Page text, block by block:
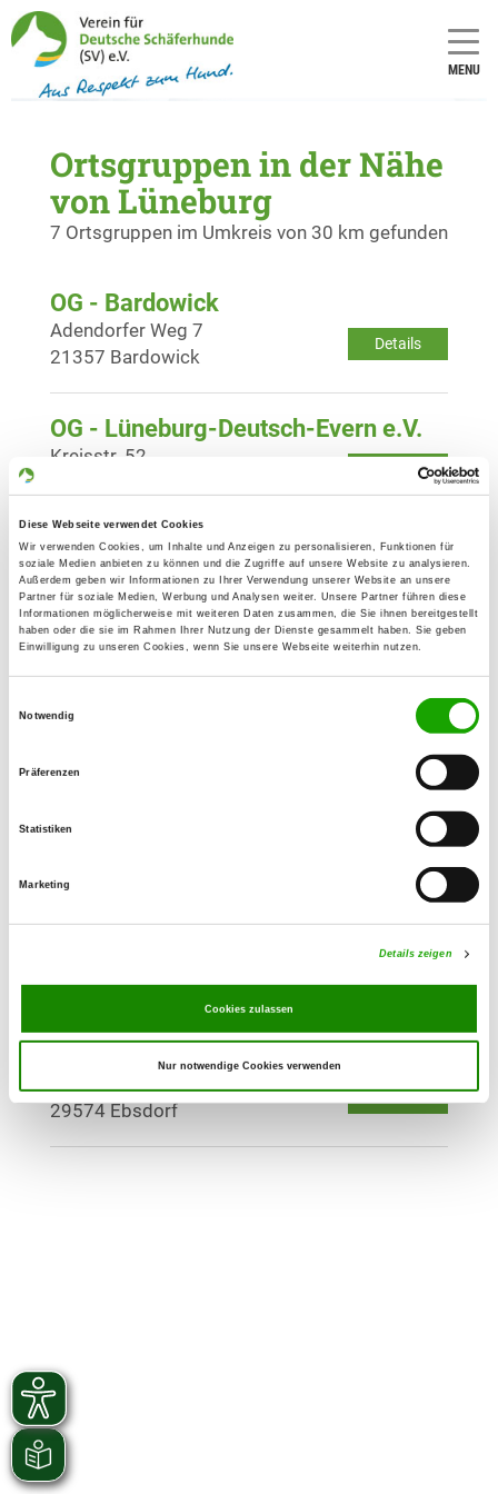
Diese Webseite verwendet Cookies
Wir verwenden Cookies, um Inhalte und Anzeigen zu personalisieren, Funktionen für
soziale Medien anbieten zu können und die Zugriffe auf unsere Website zu analysieren.
Außerdem geben wir Informationen zu Ihrer Verwendung unserer Website an unsere
Partner für soziale Medien, Werbung und Analysen weiter. Unsere Partner führen diese
Informationen möglicherweise mit weiteren Daten zusammen, die Sie ihnen bereitgestellt
haben oder die sie im Rahmen Ihrer Nutzung der Dienste gesammelt haben. Sie geben
Einwilligung zu unseren Cookies, wenn Sie unsere Webseite weiterhin nutzen.
Notwendig
Präferenzen
Statistiken
Marketing
Details zeigen
Cookies zulassen
Nur notwendige Cookies verwenden
MENU
Ortsgruppen in der Nähe
von Lüneburg
7 Ortsgruppen im Umkreis von 30 km gefunden
OG - Bardowick
Details
Adendorfer Weg 7
21357 Bardowick
OG - Lüneburg-Deutsch-Evern e.V.
Details
Kreisstr. 52
OG - Tespe u. Umgeb. e.V.
Details
Am Deich 26
21395 Tespe
OG - Winsen/Luhe
Details
Bürgerweide 53
Details
Bleckeder Landstr. 10
OG - Elbufer-Drawehn e.V.
21354 Bleckede
OG - Ebstorf
Details
Verladestr. 7
29574 Ebsdorf